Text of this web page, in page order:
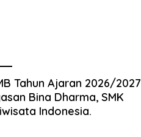
Tahun Ajaran 2026/2027
Bina Dharma, SMK
Indonesia.